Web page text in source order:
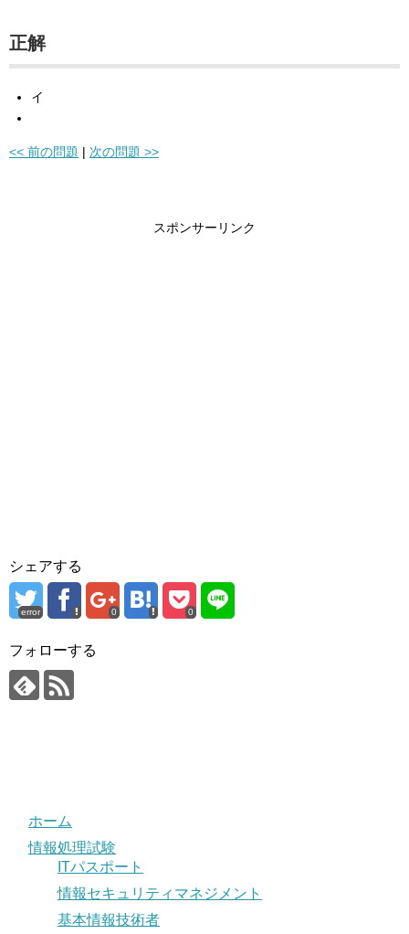
正解
イ
<< 前の問題 | 次の問題 >>
スポンサーリンク
シェアする
error 0 0
フォローする
ホーム
情報処理試験
ITパスポート
情報セキュリティマネジメント
基本情報技術者